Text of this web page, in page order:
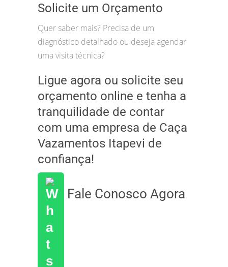
Solicite um Orçamento
Quer saber mais? Precisa de um
diagnóstico detalhado ou deseja agendar
uma visita técnica?
Ligue agora ou solicite seu
orçamento online e tenha a
tranquilidade de contar
com uma empresa de Caça
Vazamentos Itapevi de
confiança!
Fale Conosco Agora